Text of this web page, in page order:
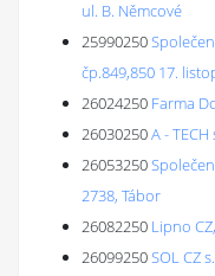
ul. B. Němcové
25990250
čp.849,850 17.
26024250 Farma
26030250A - TECH
26053250
2738, Tábor
26082250 Lipno
26099250SOL CZ